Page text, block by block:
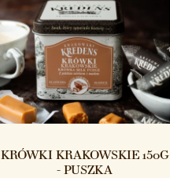
KRÓWKI KRAKOWSKIE 150G
- PUSZKA